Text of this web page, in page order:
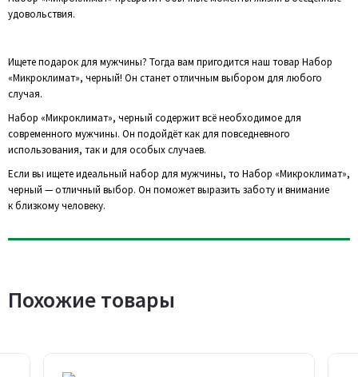
удовольствия.
Ищете подарок для мужчины? Тогда вам пригодится наш товар Набор
«Микроклимат», черный! Он станет отличным выбором для любого
случая.
Набор «Микроклимат», черный содержит всё необходимое для
современного мужчины. Он подойдёт как для повседневного
использования, так и для особых случаев.
Если вы ищете идеальный набор для мужчины, то Набор «Микроклимат»,
черный — отличный выбор. Он поможет выразить заботу и внимание
к близкому человеку.
Похожие товары